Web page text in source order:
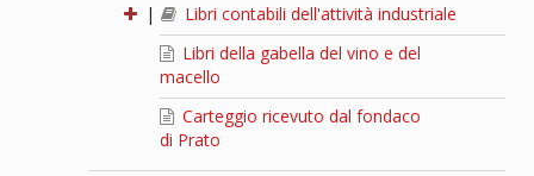
|
Libri contabili dell'attività industriale
Libri della gabella del vino e del
macello
Carteggio ricevuto dal fondaco
di Prato